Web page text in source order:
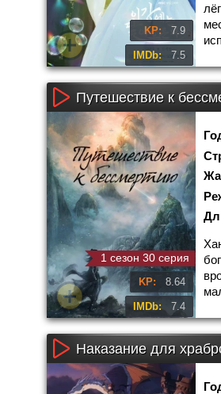
KP: 7.9
IMDb: 7.5
Путешествие к
1 сезон 30 серия
KP: 8.64
IMDb: 7.4
Наказание для